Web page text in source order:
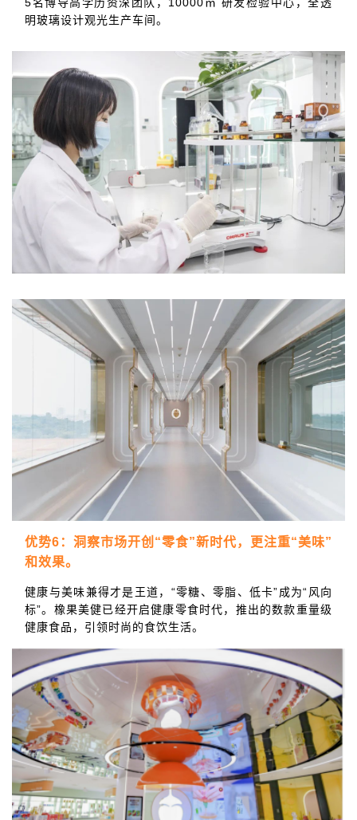
明玻璃设计观光生产车间。
优势6：洞察市场开创“零食”新时代，更注重“美味”
和效果。
健康与美味兼得才是王道，“零糖、零脂、低卡”成为“风向
标”。橡果美健已经开启健康零食时代，推出的数款重量级
健康食品，引领时尚的食饮生活。